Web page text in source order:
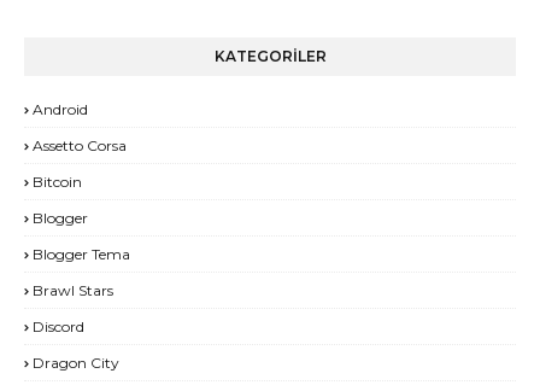
KATEGORİLER
Android
Assetto Corsa
Bitcoin
Blogger
Blogger Tema
Brawl Stars
Discord
Dragon City